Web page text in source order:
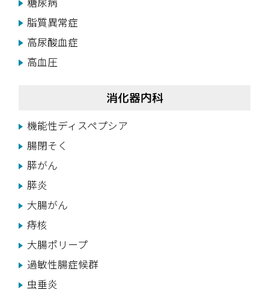
脂質異常症
高尿酸血症
高血圧
消化器内科
機能性ディスペプシア
腸閉そく
膵がん
膵炎
大腸がん
痔核
大腸ポリープ
過敏性腸症候群
虫垂炎